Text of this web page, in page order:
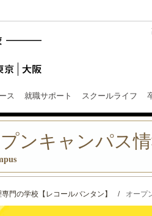
ス 就職サポート スクールライフ
ンキャンパス
門の学校【レコールバンタン】 / オープ